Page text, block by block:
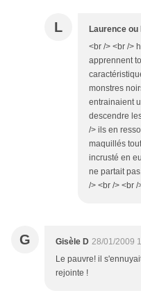
L Laurence
<br /> <br />
apprennent
monstres
entrainaient
descendre
/> ils en
maquillés
incrusté en
ne partait
/> <br /> <br /
G Gisèle D 28/01/2009
Le pauvre! il
rejointe !